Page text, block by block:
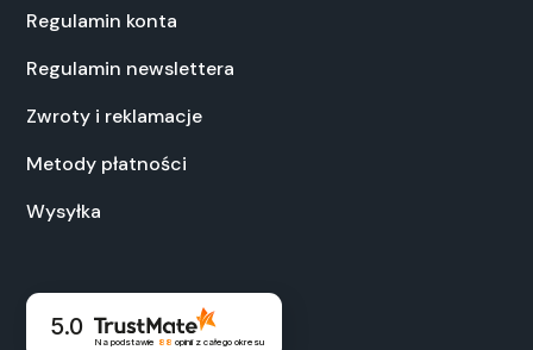
Regulamin konta
Regulamin newslettera
Zwroty i reklamacje
Metody płatności
Wysyłka
5.0
Na podstawie 88 opinii z całego okresu